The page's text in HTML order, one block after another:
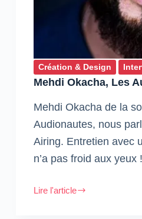
Création & Design
Mehdi Okacha, Les
Mehdi Okacha de la
Audionautes, nous
Airing. Entretien avec
n’a pas froid aux yeux !
Lire l'article
Mehdi